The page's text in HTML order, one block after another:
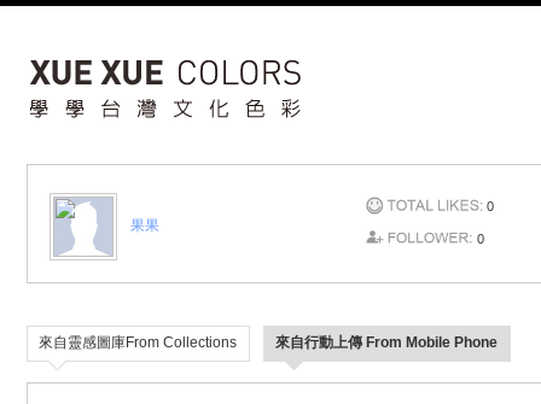
果果
0
0
來自靈感圖庫From Collections 來自行動上傳 From Mobile Phone